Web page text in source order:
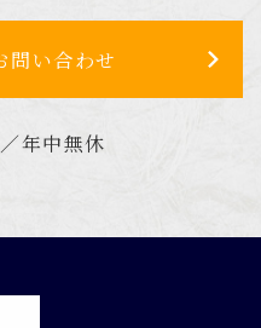
問い合わせ
年中無休